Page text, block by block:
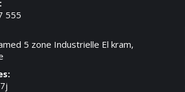
555
5 zone Industrielle El kram,